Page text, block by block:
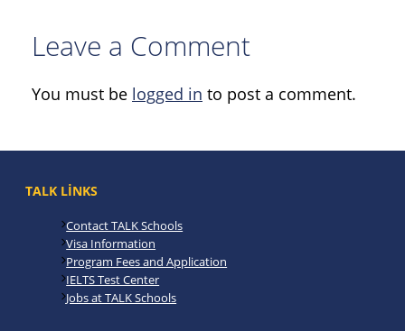
Leave a Comment
You must be logged in to post a comment.
TALK LINKS
Contact TALK Schools
Visa Information
Program Fees and Application
IELTS Test Center
Jobs at TALK Schools